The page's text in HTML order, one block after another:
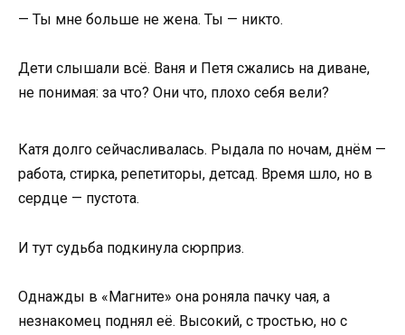
— Ты мне больше не жена. Ты — никто.
Дети слышали всё. Ваня и Петя сжались на диване,
не понимая: за что? Они что, плохо себя вели?
Катя долго сейчасливалась. Рыдала по ночам, днём —
работа, стирка, репетиторы, детсад. Время шло, но в
сердце — пустота.
И тут судьба подкинула сюрприз.
Однажды в «Магните» она роняла пачку чая, а
незнакомец поднял её. Высокий, с тростью, но с